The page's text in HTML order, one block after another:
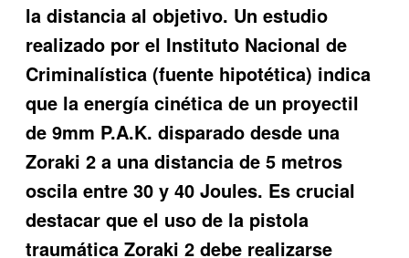
la distancia al objetivo. Un estudio
realizado por el Instituto Nacional de
Criminalística (fuente hipotética) indica
que la energía cinética de un proyectil
de 9mm P.A.K. disparado desde una
Zoraki 2 a una distancia de 5 metros
oscila entre 30 y 40 Joules. Es crucial
destacar que el uso de la pistola
traumática Zoraki 2 debe realizarse